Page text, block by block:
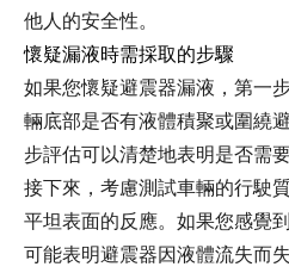
他人的安全性。
懷疑漏液時需採取的步驟
如果您懷疑避震器漏液，第一
輛底部是否有液體積聚或圍繞
步評估可以清楚地表明是否需
接下來，考慮測試車輛的行駛
平坦表面的反應。如果您感覺
可能表明避震器因液體流失而失